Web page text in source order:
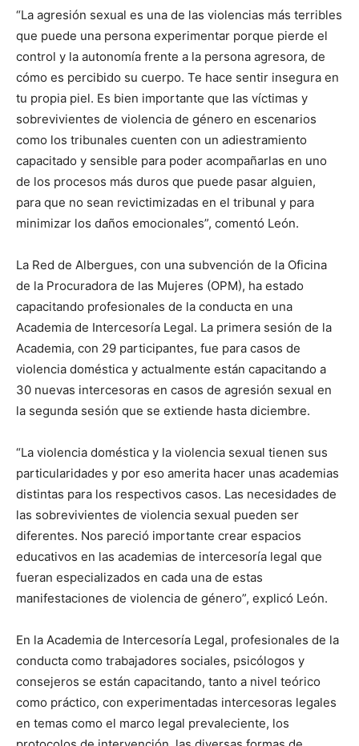
“La agresión sexual es una de las violencias más terribles
que puede una persona experimentar porque pierde el
control y la autonomía frente a la persona agresora, de
cómo es percibido su cuerpo. Te hace sentir insegura en
tu propia piel. Es bien importante que las víctimas y
sobrevivientes de violencia de género en escenarios
como los tribunales cuenten con un adiestramiento
capacitado y sensible para poder acompañarlas en uno
de los procesos más duros que puede pasar alguien,
para que no sean revictimizadas en el tribunal y para
minimizar los daños emocionales”, comentó León.
La Red de Albergues, con una subvención de la Oficina
de la Procuradora de las Mujeres (OPM), ha estado
capacitando profesionales de la conducta en una
Academia de Intercesoría Legal. La primera sesión de la
Academia, con 29 participantes, fue para casos de
violencia doméstica y actualmente están capacitando a
30 nuevas intercesoras en casos de agresión sexual en
la segunda sesión que se extiende hasta diciembre.
“La violencia doméstica y la violencia sexual tienen sus
particularidades y por eso amerita hacer unas academias
distintas para los respectivos casos. Las necesidades de
las sobrevivientes de violencia sexual pueden ser
diferentes. Nos pareció importante crear espacios
educativos en las academias de intercesoría legal que
fueran especializados en cada una de estas
manifestaciones de violencia de género”, explicó León.
En la Academia de Intercesoría Legal, profesionales de la
conducta como trabajadores sociales, psicólogos y
consejeros se están capacitando, tanto a nivel teórico
como práctico, con experimentadas intercesoras legales
en temas como el marco legal prevaleciente, los